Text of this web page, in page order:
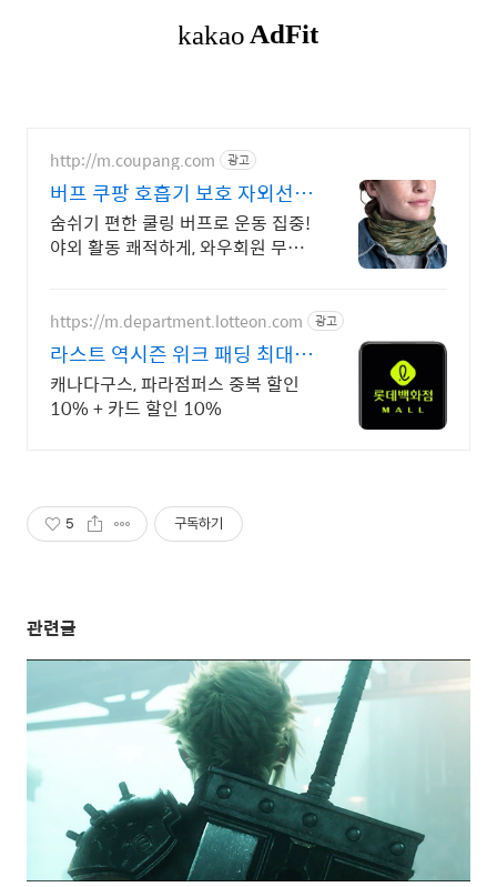
http://m.coupang.com 광고
버프 쿠팡 호흡기 보호 자외선
차단
숨쉬기 편한 쿨링 버프로 운동 집중!
야외 활동 쾌적하게, 와우회원 무료
품
https://m.department.lotteon.com 광고
라스트 역시즌 위크 패딩 최대
74% 할인
캐나다구스, 파라점퍼스 중복 할인
10% + 카드 할인 10%
5 구독하기
관련글